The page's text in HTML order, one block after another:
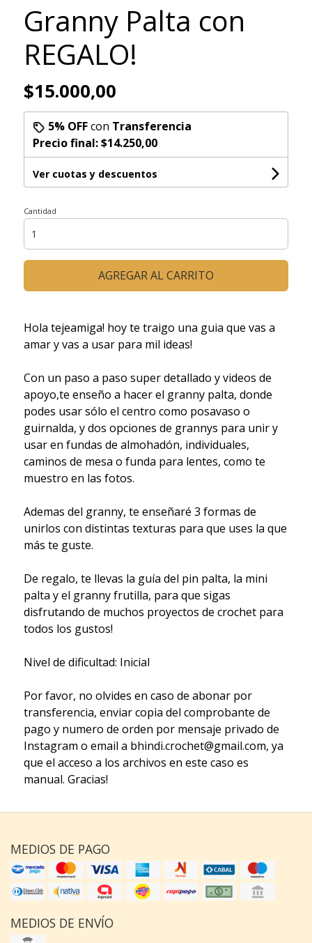
Granny Palta con
REGALO!
$15.000,00
5% OFFcon Transferencia
Precio final:$14.250,00
Ver cuotas y descuentos
Cantidad
AGREGAR AL CARRITO
Hola tejeamiga! hoy te traigo una guia que vas a
amar y vas a usar para mil ideas!
Con un paso a paso super detallado y videos de
apoyo,te enseño a hacer el granny palta, donde
podes usar sólo el centro como posavaso o
guirnalda, y dos opciones de grannys para unir y
usar en fundas de almohadón, individuales,
caminos de mesa o funda para lentes, como te
muestro en las fotos.
Ademas del granny, te enseñaré 3 formas de
unirlos con distintas texturas para que uses la que
más te guste.
De regalo, te llevas la guía del pin palta, la mini
palta y el granny frutilla, para que sigas
disfrutando de muchos proyectos de crochet para
todos los gustos!
Nivel de dificultad: Inicial
Por favor, no olvides en caso de abonar por
transferencia, enviar copia del comprobante de
pago y numero de orden por mensaje privado de
Instagram o email a bhindi.crochet@gmail.com, ya
que el acceso a los archivos en este caso es
manual. Gracias!
MEDIOS DE PAGO
MEDIOS DE ENVÍO